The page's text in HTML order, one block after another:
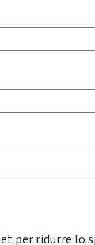
per ridurre lo